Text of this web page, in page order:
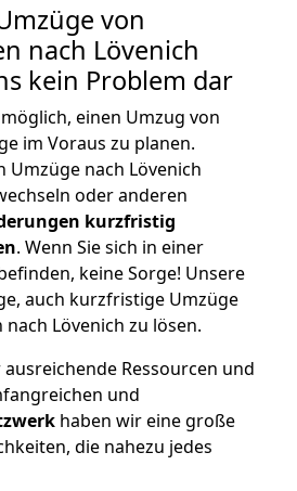
von
nach Lövenich
kein Problem dar
einen Umzug von
im Voraus zu planen.
Umzüge nach Lövenich
oder anderen
kurzfristig
. Wenn Sie sich in einer
keine Sorge! Unsere
auch kurzfristige Umzüge
Lövenich zu lösen.
Ressourcen und
und
haben wir eine große
die nahezu jedes